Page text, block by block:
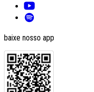
baixe nosso app